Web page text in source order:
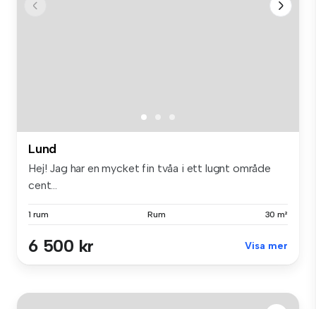
Lund
Hej! Jag har en mycket fin tvåa i ett lugnt område
cent...
1 rum Rum 30 m²
6 500 kr Visa mer